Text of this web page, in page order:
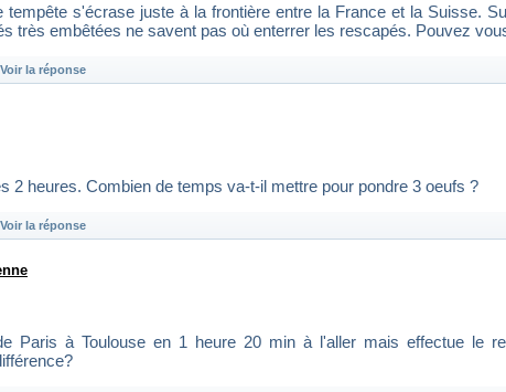
tempête s'écrase juste à la frontière entre la France et la Suisse.
très embêtées ne savent pas où enterrer les rescapés. Pouvez
Voir la réponse
2 heures. Combien de temps va-t-il mettre pour pondre 3 oeufs ?
Voir la réponse
Paris à Toulouse en 1 heure 20 min à l'aller mais effectue le